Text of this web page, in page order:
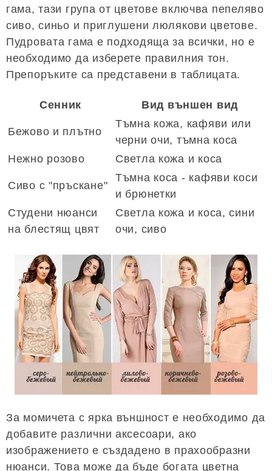
гама, тази група от цветове включва пепеляво
сиво, синьо и приглушени люлякови цветове.
Пудровата гама е подходяща за всички, но е
необходимо да изберете правилния тон.
Препоръките са представени в таблицата.
Сенник Вид външен вид
Бежово и плътно
Тъмна кожа, кафяви или
черни очи, тъмна коса
Нежно розово
Светла кожа и коса
Сиво с "пръскане"
Тъмна коса - кафяви коси
и брюнетки
Студени нюанси
на блестящ цвят
Светла кожа и коса, сини
очи, сиво
За момичета с ярка външност е необходимо да
добавите различни аксесоари, ако
изображението е създадено в прахообразни
нюанси. Това може да бъде богата цветна